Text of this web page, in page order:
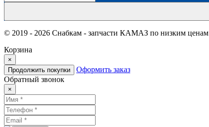
© 2019 - 2026 Снабкам - запчасти КАМАЗ по низким ценам
Корзина
×
Продолжить покупки
Оформить заказ
Обратный звонок
×